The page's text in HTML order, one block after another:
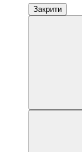
Закрити